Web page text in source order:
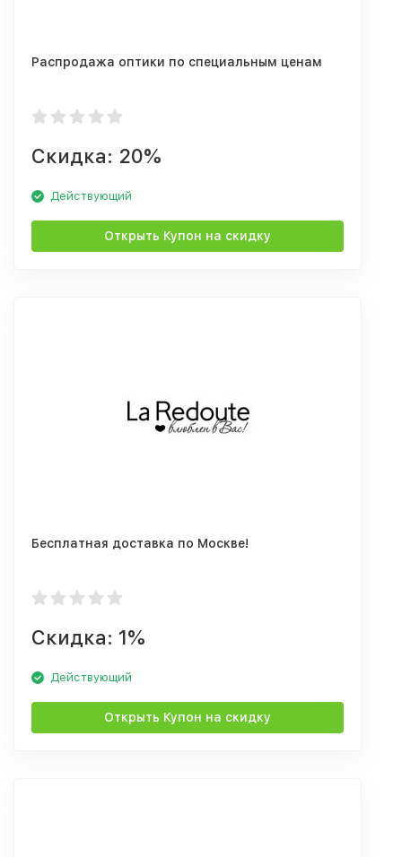
Распродажа оптики по специальным ценам
Скидка: 20%
Действующий
Открыть Купон на скидку
Бесплатная доставка по Москве!
Скидка: 1%
Действующий
Открыть Купон на скидку